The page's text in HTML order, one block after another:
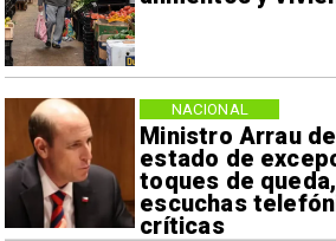
Ministro Arrau
estado de
toques de
escuchas
críticas
NACIONAL